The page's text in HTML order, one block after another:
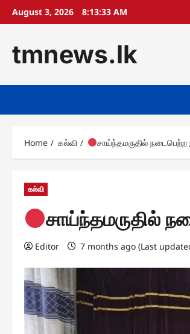
SkipAugust 3, 2026 8:13:35 AM
tmnews.lk
Home கல்வி சாய்ந்தமருதில்
கல்வி
சாய்ந்தமருதில்
Editor 7 months ago (Last